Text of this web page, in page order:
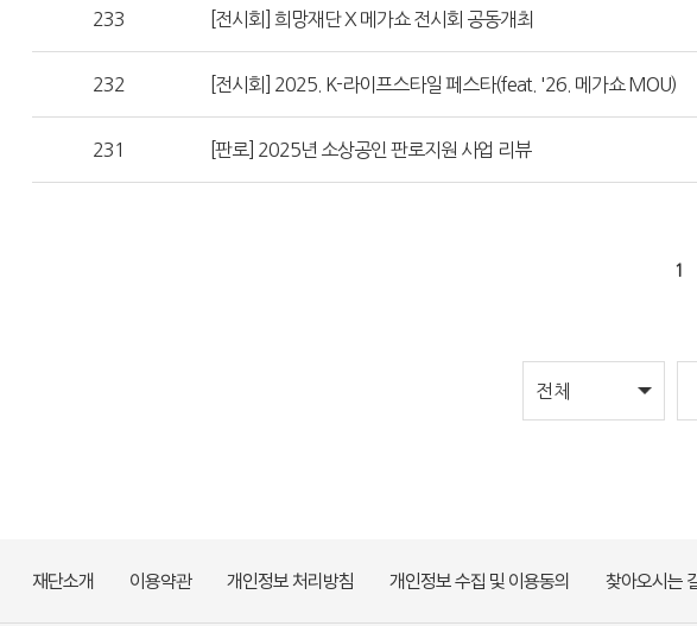
233 [전시회] 희망재단 X 메가쇼 전시회 공동개최
232 [전시회] 2025. K-라이프스타일 페스타(feat. '26. 메가쇼 MOU)
231 [판로] 2025년 소상공인 판로지원 사업 리뷰
1
재단소개 이용약관 개인정보 처리방침 개인정보 수집 및 이용동의 찾아오시는